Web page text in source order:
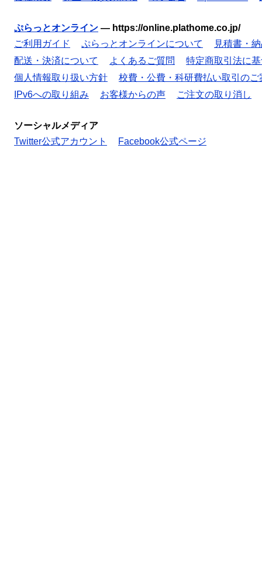
ぷらっとオンライン — https://online.plathome.co.jp/
ご利用ガイド
ぷらっとオンラインについて
見積書・
配送・決済について
よくあるご質問
特定商取引法に
個人情報取り扱い方針
校費・公費・科研費払い取引のご
IPv6への取り組み
お客様からの声 ご注文の取り消し
ソーシャルメディア
Twitter公式アカウント
Facebook公式ページ